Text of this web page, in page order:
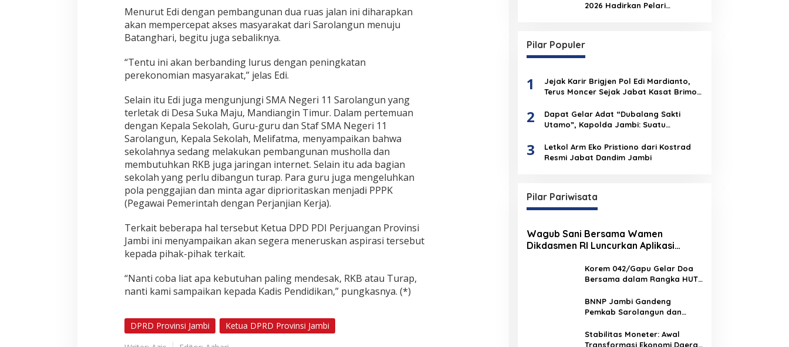
a
l
a
n
Menurut Edi dengan pembangunan dua ruas jalan ini diharapkan
akan mempercepat akses masyarakat dari Sarolangun menuju
Batanghari, begitu juga sebaliknya.
“Tentu ini akan berbanding lurus dengan peningkatan
perekonomian masyarakat,” jelas Edi.
Selain itu Edi juga mengunjungi SMA Negeri 11 Sarolangun yang
terletak di Desa Suka Maju, Mandiangin Timur. Dalam pertemuan
dengan Kepala Sekolah, Guru-guru dan Staf SMA Negeri 11
Sarolangun, Kepala Sekolah, Melifatma, menyampaikan bahwa
sekolahnya sedang melakukan pembangunan musholla dan
membutuhkan RKB juga jaringan internet. Selain itu ada bagian
sekolah yang perlu dibangun turap. Para guru juga mengeluhkan
pola penggajian dan minta agar diprioritaskan menjadi PPPK
(Pegawai Pemerintah dengan Perjanjian Kerja).
Terkait beberapa hal tersebut Ketua DPD PDI Perjuangan Provinsi
Jambi ini menyampaikan akan segera meneruskan aspirasi tersebut
kepada pihak-pihak terkait.
“Nanti coba liat apa kebutuhan paling mendesak, RKB atau Turap,
nanti kami sampaikan kepada Kadis Pendidikan,” pungkasnya. (*)
DPRD Provinsi Jambi
Ketua DPRD Provinsi Jambi
2026 Hadirkan Pelari
Pilar Populer
1
Jejak Karir Brigjen Pol Edi Mardianto,
Terus Moncer Sejak Jabat Kasat Brimob
2
Dapat Gelar Adat “Dubalang Sakti
Utamo”, Kapolda Jambi: Suatu
Institusi Polri
3
Letkol Arm Eko Pristiono dari Kostrad
Resmi Jabat Dandim Jambi
Pilar Pariwisata
Wagub Sani Bersama Wamen
Dikdasmen RI Luncurkan Aplikasi
Digital Pendidikan di Jambi
Korem 042/Gapu Gelar Doa
Bersama dalam Rangka HUT
BNNP Jambi Gandeng
Pemkab Sarolangun dan
Pelajar dari Radikalisme,
Terorisme, dan Narkoba
Stabilitas Moneter: Awal
Transformasi Ekonomi Daerah